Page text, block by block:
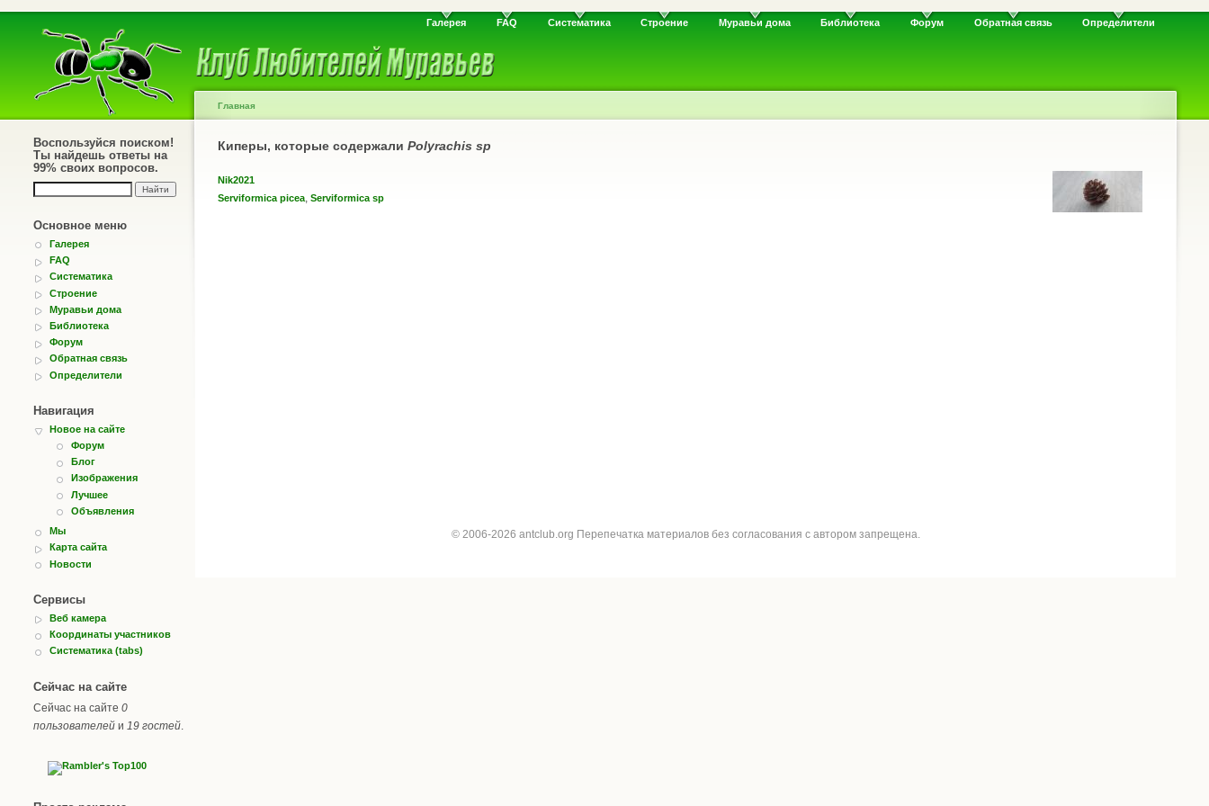
Галерея FAQ Систематика Строение Муравьи дома Библиотека Форум Обратная связь Определители
Воспользуйся поиском!
Ты найдешь ответы на
99% своих вопросов.
Основное меню
Галерея
FAQ
Систематика
Строение
Муравьи дома
Библиотека
Форум
Обратная связь
Определители
Навигация
Новое на сайте
Форум
Блог
Изображения
Лучшее
Объявления
Мы
Карта сайта
Новости
Сервисы
Веб камера
Координаты участников
Систематика (tabs)
Сейчас на сайте
Сейчас на сайте 0
пользователей и 19 гостей
Главная
Киперы, которые содержали Polyrachis sp
Nik2021
Serviformica picea, Serviformica sp
© 2006-2026 antclub.org Перепечатка материалов без согласования с автором запрещена.